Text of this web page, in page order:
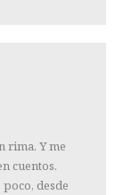
rima. Y me
cuentos.
desde